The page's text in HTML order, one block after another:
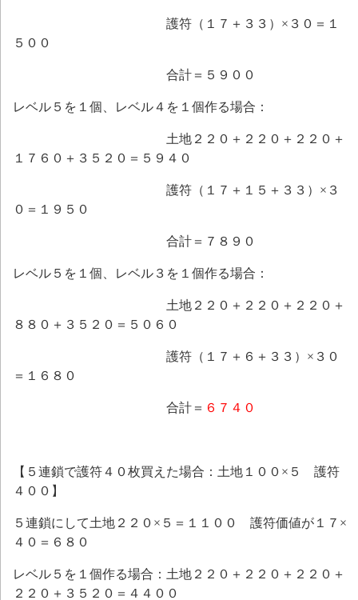
護符（１７＋３３）×３０＝１
５００
合計＝５９００
レベル５を１個、レベル４を１個作る場合：
土地２２０＋２２０＋２２０＋
１７６０＋３５２０＝５９４０
護符（１７＋１５＋３３）×３
０＝１９５０
合計＝７８９０
レベル５を１個、レベル３を１個作る場合：
土地２２０＋２２０＋２２０＋
８８０＋３５２０＝５０６０
護符（１７＋６＋３３）×３０
＝１６８０
合計＝ ６７４０
【５連鎖で護符４０枚買えた場合：土地１００×５ 護符
４００】
５連鎖にして土地２２０×５＝１１００ 護符価値が１７×
４０＝６８０
レベル５を１個作る場合：土地２２０＋２２０＋２２０＋
２２０＋３５２０＝４４００